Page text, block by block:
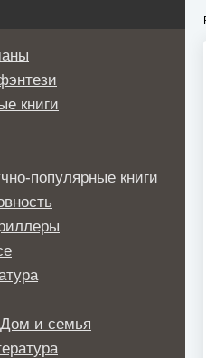
книги
популярные книги
и семья